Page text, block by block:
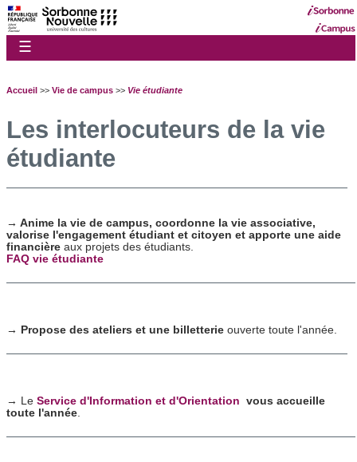
☰
Accueil >> Vie de campus >> Vie étudiante
Les interlocuteurs de la vie
étudiante
→ Anime la vie de campus, coordonne la vie associative,
valorise l'engagement étudiant et citoyen et apporte une aide
financière aux projets des étudiants.
FAQ vie étudiante
→ Propose des ateliers et une billetterie ouverte toute l'année.
→ Le Service d'Information et d'Orientation vous accueille
toute l'année.